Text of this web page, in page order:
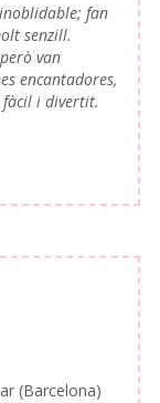
fan
senzill.
van
encantadores,
i divertit.
(Barcelona)